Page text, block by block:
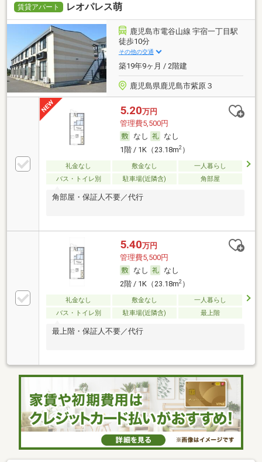
賃貸アパート レオパレス萌
鹿児島市電谷山線 宇宿一丁目駅
徒歩10分
その他の交通
築19年9ヶ月 / 2階建
鹿児島県鹿児島市紫原３
5.20万円
管理費5,500円
なし
なし
1階 / 1K（23.18m2）
礼金なし 敷金なし
一人暮らし
バス・トイレ別
駐車場(近隣含) 角部屋
角部屋・保証人不要／代行
5.40万円
管理費5,500円
なし
なし
2階 / 1K（23.18m2）
礼金なし 敷金なし
一人暮らし
バス・トイレ別
駐車場(近隣含) 最上階
最上階・保証人不要／代行